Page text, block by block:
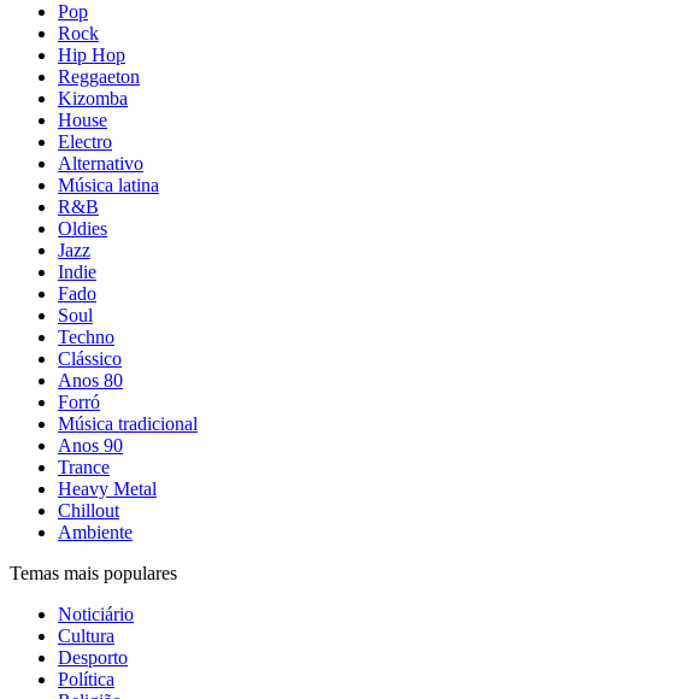
Pop
Rock
Hip Hop
Reggaeton
Kizomba
House
Electro
Alternativo
Música latina
R&B
Oldies
Jazz
Indie
Fado
Soul
Techno
Clássico
Anos 80
Forró
Música tradicional
Anos 90
Trance
Heavy Metal
Chillout
Ambiente
Temas mais populares
Noticiário
Cultura
Desporto
Política